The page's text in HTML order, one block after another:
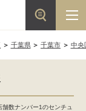
千葉県 千葉市 中央
数ナンバー1のセンチュ